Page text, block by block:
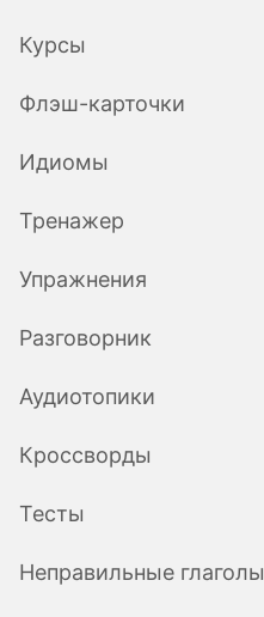
Курсы
Флэш-карточки
Идиомы
Тренажер
Упражнения
Разговорник
Аудиотопики
Кроссворды
Тесты
Неправильные глаголы